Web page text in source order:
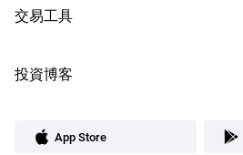
交易工具
投資博客
App Store